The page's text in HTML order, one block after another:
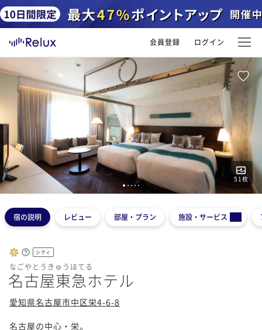
会員登録 ログイン
51 枚
1 23 45
宿の説明 レビュー 部屋・プラン 施設・サービス
シティ
なごやとうきゅうほてる
名古屋東急ホテル
愛知県名古屋市中区栄4-6-8
名古屋の中心・栄。